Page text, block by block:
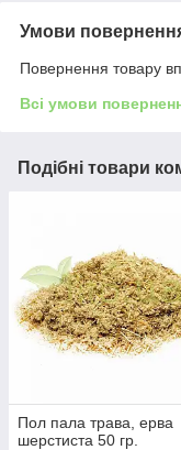
Умови
Повернення товару
Всі умови
Подібні товари
Пол пала трава, ерва
шерстиста 50 гр.